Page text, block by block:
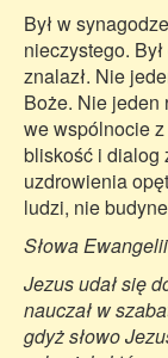
Był w
nieczystego.
znalazł. Nie
Boże. Nie jeden
we wspólnocie
bliskość i dialog
uzdrowienia
ludzi, nie
Słowa
Jezus udał się
nauczał w
gdyż słowo